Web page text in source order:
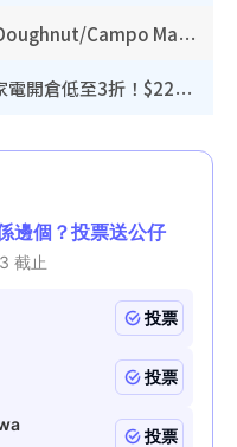
開倉優惠｜銅鑼灣時代廣場Doughnut/Campo Marzio開倉低至1折！背囊、書包、手袋劈價$200起
廚具開倉｜特福Tefal廚具/家電開倉低至3折！$220起買平底鍋/炒鑊/湯煲！電飯煲/吸塵機/燙斗$418起